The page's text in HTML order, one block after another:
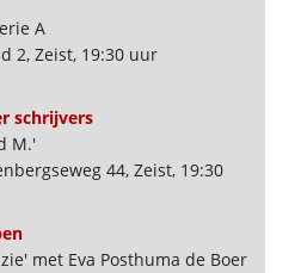
A
2, Zeist, 19:30 uur
schrijvers
M.'
44, Zeist, 19:30
met Eva Posthuma de Boer